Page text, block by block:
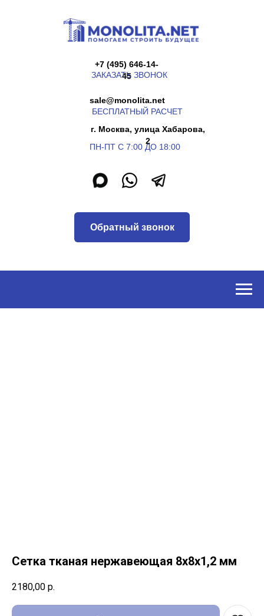
г. Москва, улица Хабарова,
ПН-ПТ С 7:00 ДО 18:00
45
ЗАКАЗАТЬ ЗВОНОК
БЕСПЛАТНЫЙ РАСЧЕТ
Сетка тканая нержавеющая 8х8х1,2 мм
2180,00 р.